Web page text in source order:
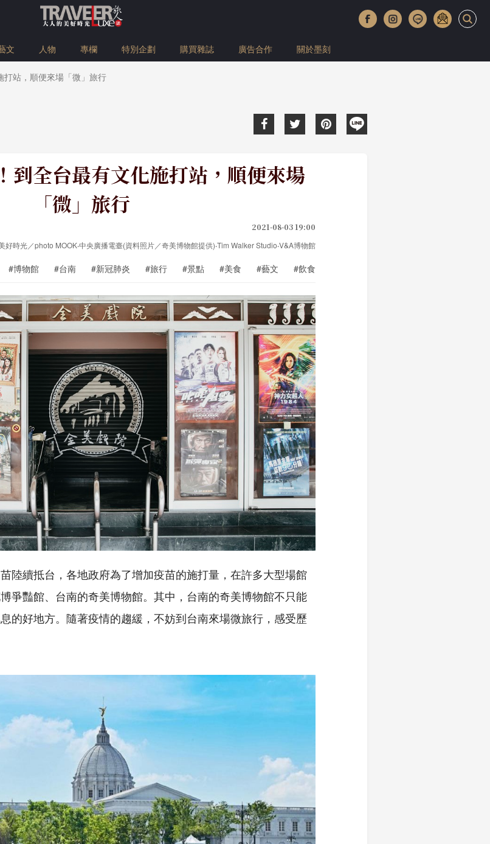
文 人物 專欄 特別企劃 購買雜誌 廣告合作 關於墨刻
打站，順便來場「微」旅行
到全台最有文化施打站，順便來場
「微」旅行
2021-08-03 19:00
好時光／photo MOOK‧中央廣播電臺(資料照片／奇美博物館提供)‧Tim Walker Studio‧V&A博物館
#博物館 #台南 #新冠肺炎 #旅行 #景點 #美食 #藝文 #飲食
陸續抵台，各地政府為了增加疫苗的施打量，在許多大型場館
爭豔館、台南的奇美博物館。其中，台南的奇美博物館不只能
的好地方。隨著疫情的趨緩，不妨到台南來場微旅行，感受歷